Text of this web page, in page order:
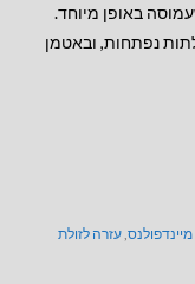
באופן מיוחד.
נפתחות, ובאטמן
מיינדפולנס,עזרה לזולת